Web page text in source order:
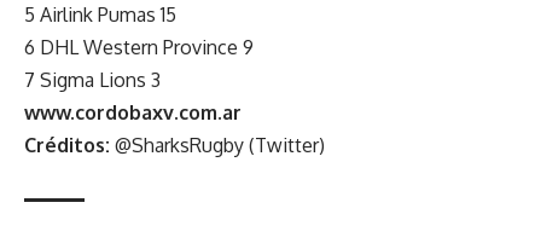
5 Airlink Pumas 15
6 DHL Western Province 9
7 Sigma Lions 3
www.cordobaxv.com.ar
Créditos: @SharksRugby (Twitter)